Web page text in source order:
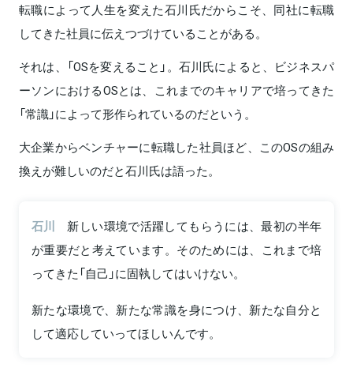
転職によって人生を変えた石川氏だからこそ、同社に転職
してきた社員に伝えつづけていることがある。
それは、「OSを変えること」。石川氏によると、ビジネスパ
ーソンにおけるOSとは、これまでのキャリアで培ってきた
「常識」によって形作られているのだという。
大企業からベンチャーに転職した社員ほど、このOSの組み
換えが難しいのだと石川氏は語った。
石川
新しい環境で活躍してもらうには、最初の半年
が重要だと考えています。そのためには、これまで培
ってきた「自己」に固執してはいけない。
新たな環境で、新たな常識を身につけ、新たな自分と
して適応していってほしいんです。